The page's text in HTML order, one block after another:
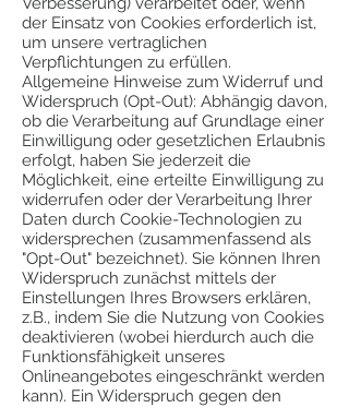
der Einsatz von Cookies erforderlich ist,
um unsere vertraglichen
Verpflichtungen zu erfüllen.
Allgemeine Hinweise zum Widerruf und
Widerspruch (Opt-Out): Abhängig davon,
ob die Verarbeitung auf Grundlage einer
Einwilligung oder gesetzlichen Erlaubnis
erfolgt, haben Sie jederzeit die
Möglichkeit, eine erteilte Einwilligung zu
widerrufen oder der Verarbeitung Ihrer
Daten durch Cookie-Technologien zu
widersprechen (zusammenfassend als
"Opt-Out" bezeichnet). Sie können Ihren
Widerspruch zunächst mittels der
Einstellungen Ihres Browsers erklären,
z.B., indem Sie die Nutzung von Cookies
deaktivieren (wobei hierdurch auch die
Funktionsfähigkeit unseres
Onlineangebotes eingeschränkt werden
kann). Ein Widerspruch gegen den